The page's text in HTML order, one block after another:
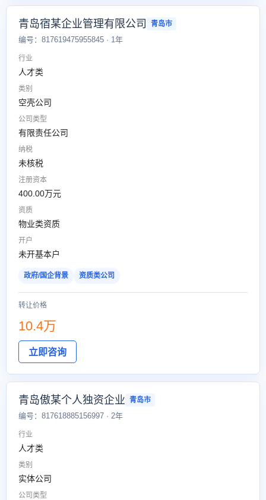
青岛宿某企业管理有限公司 青岛市
编号：817619475955845 · 1年
行业
人才类
类别
空壳公司
公司类型
有限责任公司
纳税
未核税
注册资本
400.00万元
资质
物业类资质
开户
未开基本户
政府/国企背景 资质类公司
转让价格
10.4万
立即咨询
青岛傲某个人独资企业 青岛市
编号：817618885156997 · 2年
行业
人才类
类别
实体公司
公司类型